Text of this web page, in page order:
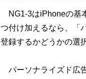
NG1-3はiPhoneの基
つ付け加えるなら、「
登録するかどうかの選
パーソナライズド広